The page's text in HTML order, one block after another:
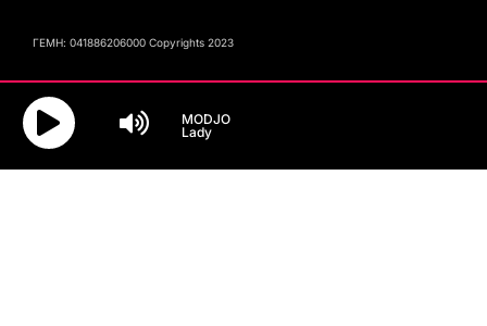
ΓΕΜΗ: 041886206000 Copyrights 2023
MODJO
Lady